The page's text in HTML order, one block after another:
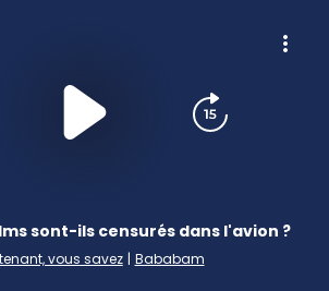
sont-ils censurés dans l'avion ?
vous savez | Bababam